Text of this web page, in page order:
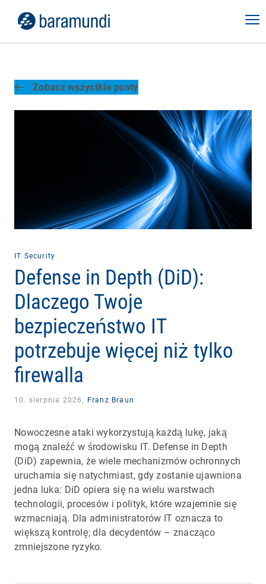
Zobacz wszystkie posty
IT Security
Defense in Depth (DiD):
Dlaczego Twoje
bezpieczeństwo IT
potrzebuje więcej niż tylko
firewalla
10. sierpnia 2026, Franz Braun
Nowoczesne ataki wykorzystują każdą lukę, jaką
mogą znaleźć w środowisku IT. Defense in Depth
(DiD) zapewnia, że wiele mechanizmów ochronnych
uruchamia się natychmiast, gdy zostanie ujawniona
jedna luka: DiD opiera się na wielu warstwach
technologii, procesów i polityk, które wzajemnie się
wzmacniają. Dla administratorów IT oznacza to
większą kontrolę; dla decydentów – znacząco
zmniejszone ryzyko.